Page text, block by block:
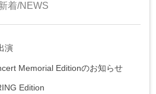
着/NEWS
演
Memorial Editionのお知らせ
Edition